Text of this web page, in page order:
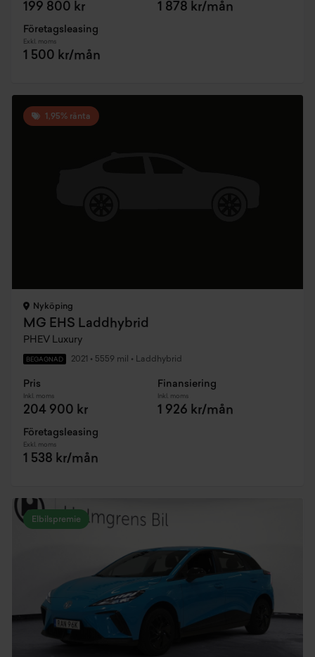
199 800 kr 1 878 kr/mån
Företagsleasing
Exkl. moms
1 500 kr/mån
1,95% ränta
Nyköping
MG EHS Laddhybrid
PHEV Luxury
BEGAGNAD 2021 • 5559 mil • Laddhybrid
Pris
Inkl. moms
204 900 kr
Finansiering
Inkl. moms
1 926 kr/mån
Företagsleasing
Exkl. moms
1 538 kr/mån
Elbilspremie